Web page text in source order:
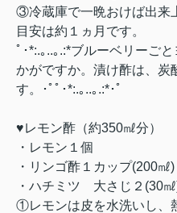
③冷蔵庫で一晩おけば出来
目安は約１ヵ月です。
ﾟ･*:.｡..｡.:*ブルーベリーご
かがですか。漬け酢は、炭
す。･ﾟﾟ･*:.｡..｡.:*･ﾟ
♥レモン酢（約350㎖分）
・レモン１個
・リンゴ酢１カップ(200㎖)
・ハチミツ 大さじ２(30
①レモンは皮を水洗いし、